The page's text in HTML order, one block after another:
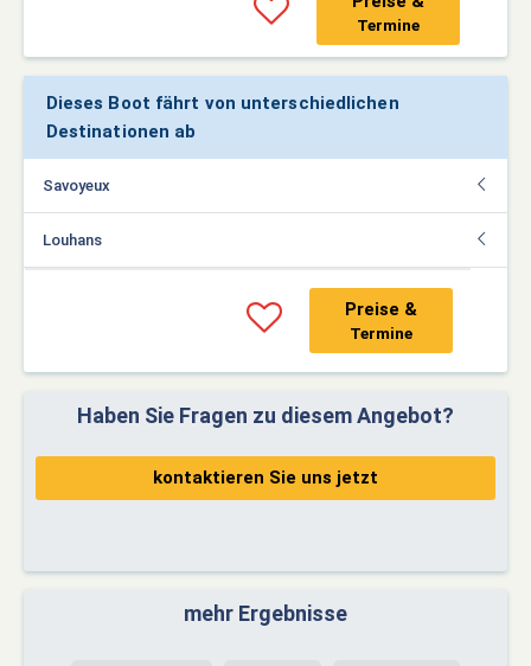
Termine
Dieses Boot fährt von unterschiedlichen
Destinationen ab
Savoyeux
Louhans
Preise &
Termine
Haben Sie Fragen zu diesem Angebot?
kontaktieren Sie uns jetzt
mehr Ergebnisse